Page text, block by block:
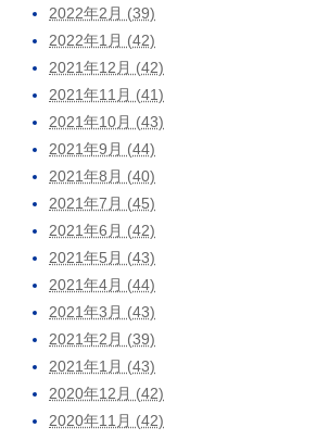
2022年2月 (39)
2022年1月 (42)
2021年12月 (42)
2021年11月 (41)
2021年10月 (43)
2021年9月 (44)
2021年8月 (40)
2021年7月 (45)
2021年6月 (42)
2021年5月 (43)
2021年4月 (44)
2021年3月 (43)
2021年2月 (39)
2021年1月 (43)
2020年12月 (42)
2020年11月 (42)